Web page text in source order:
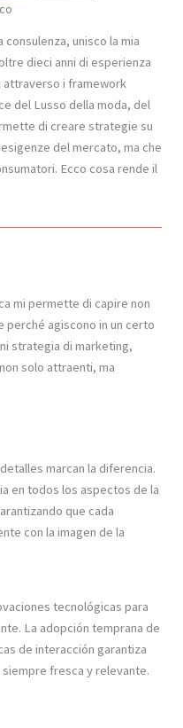
unisco la mia
dieci anni di esperienza
i framework
del Lusso della moda, del
di creare strategie su
del mercato, ma che
Ecco cosa rende il
mi permette di capire non
perché agiscono in un certo
strategia di marketing,
solo attraenti, ma
marcan la diferencia.
en todos los aspectos de la
que cada
con la imagen de la
tecnológicas para
La adopción temprana de
de interacción garantiza
fresca y relevante.